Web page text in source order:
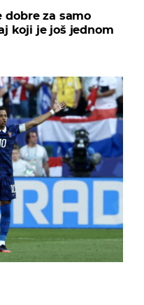
dobre za samo
koji je još jednom